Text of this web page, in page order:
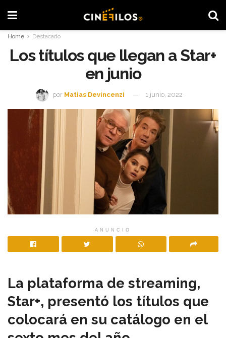
Home Destacado
Los títulos que llegan a Star+
en junio
por Matias Devincenzi 1 junio, 2022
ANUNCIO
La plataforma de streaming,
Star+, presentó los títulos que
colocará en su catálogo en el